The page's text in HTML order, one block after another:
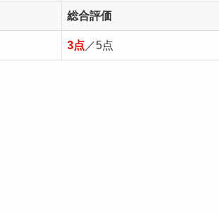
総合評価
3点 ／5点